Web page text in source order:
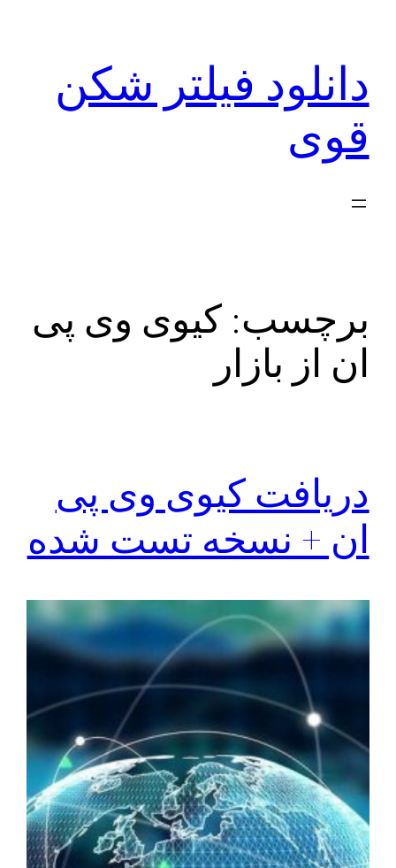
دانلود فیلتر شکن
قوی
برچسب:کیوی وی پی
ان از بازار
دریافت کیوی وی پی
ان + نسخه تست شده